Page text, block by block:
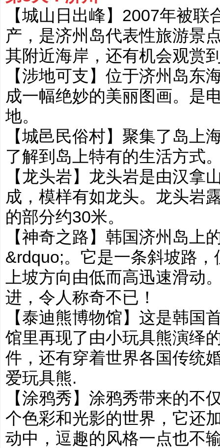
【城山日出峰】2007年被
产，是济州岛代表性旅游景
其附近海岸，还有机会观赏
【涉地可支】位于济州岛东
成一幅绝妙的美丽图画。是
地。
【城邑民俗村】聚集了岛上
了解到岛上特有的生活方式
【龙头岩】龙头岩是由汉拿
成，模样有如龙头。龙头岩
的部分约30米。
【神奇之路】韩国济州岛上
&rdquo;。它是一条斜坡路
上坡方向由低而高迅速滑动
进，令人称奇不已！
【泰迪熊博物馆】这是韩国
馆里再现了由小玩具熊演绎
件，还有穿着世界各国传统
爱玩具熊.
【涂鸦秀】涂鸦秀带来的不
个色彩和光影的世界，它还
动中，逗趣的风格一点也不